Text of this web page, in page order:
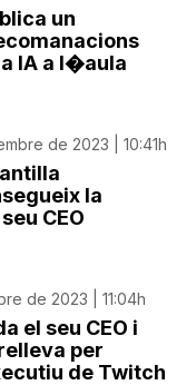
un
IA a l�aula
de 2023 | 10:41h
la
CEO
de 2023 | 11:04h
el seu CEO i
per
de Twitch